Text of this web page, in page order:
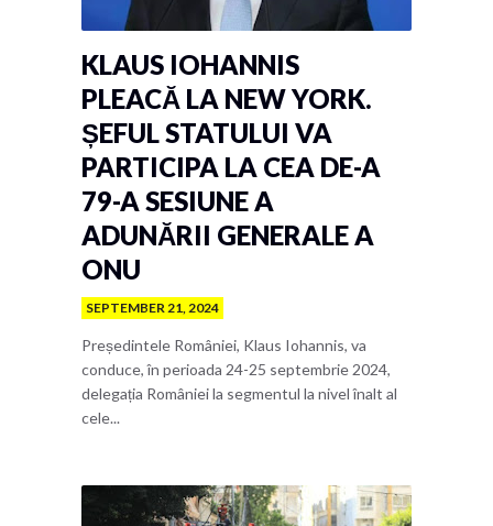
KLAUS IOHANNIS
PLEACĂ LA NEW YORK.
ȘEFUL STATULUI VA
PARTICIPA LA CEA DE-A
79-A SESIUNE A
ADUNĂRII GENERALE A
ONU
SEPTEMBER 21, 2024
Președintele României, Klaus Iohannis, va
conduce, în perioada 24-25 septembrie 2024,
delegația României la segmentul la nivel înalt al
cele...